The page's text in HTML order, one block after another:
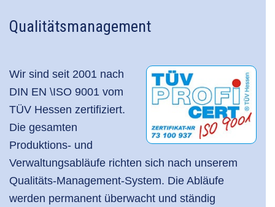
Qualitätsmanagement
Wir sind seit 2001 nach
DIN EN \ISO 9001 vom
TÜV Hessen zertifiziert.
Die gesamten
Produktions- und
Verwaltungsabläufe richten sich nach unserem
Qualitäts-Management-System. Die Abläufe
werden permanent überwacht und ständig